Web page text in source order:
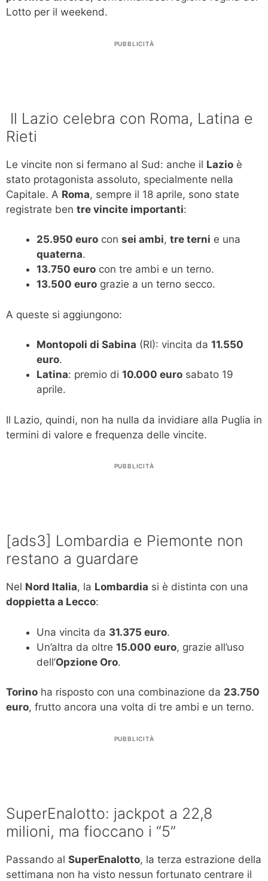
Lotto per il weekend.
PUBBLICITÀ
️ Il Lazio celebra con Roma, Latina e
Rieti
Le vincite non si fermano al Sud: anche il Lazio è
stato protagonista assoluto, specialmente nella
Capitale. A Roma, sempre il 18 aprile, sono state
registrate ben tre vincite importanti:
25.950 euro con sei ambi, tre terni e una
quaterna.
13.750 euro con tre ambi e un terno.
13.500 euro grazie a un terno secco.
A queste si aggiungono:
Montopoli di Sabina (RI): vincita da 11.550
euro.
Latina: premio di 10.000 euro sabato 19
aprile.
Il Lazio, quindi, non ha nulla da invidiare alla Puglia in
termini di valore e frequenza delle vincite.
PUBBLICITÀ
[ads3] Lombardia e Piemonte non
restano a guardare
Nel Nord Italia, la Lombardia si è distinta con una
doppietta a Lecco:
Una vincita da 31.375 euro.
Un’altra da oltre 15.000 euro, grazie all’uso
dell’Opzione Oro.
Torino ha risposto con una combinazione da 23.750
euro, frutto ancora una volta di tre ambi e un terno.
PUBBLICITÀ
SuperEnalotto: jackpot a 22,8
milioni, ma fioccano i “5”
Passando al SuperEnalotto, la terza estrazione della
settimana non ha visto nessun fortunato centrare il